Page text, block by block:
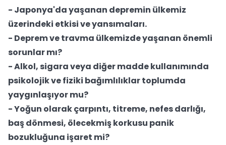
- Japonya'da yaşanan depremin ülkemiz
üzerindeki etkisi ve yansımaları.
- Deprem ve travma ülkemizde yaşanan önemli
sorunlar mı?
- Alkol, sigara veya diğer madde kullanımında
psikolojik ve fiziki bağımlılıklar toplumda
yaygınlaşıyor mu?
- Yoğun olarak çarpıntı, titreme, nefes darlığı,
baş dönmesi, ölecekmiş korkusu panik
bozukluğuna işaret mi?